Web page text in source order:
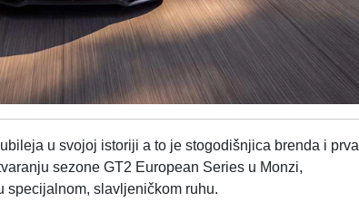
u svojoj istoriji a to je stogodišnjica brenda i prva
sezone GT2 European Series u Monzi,
specijalnom, slavljeničkom ruhu.